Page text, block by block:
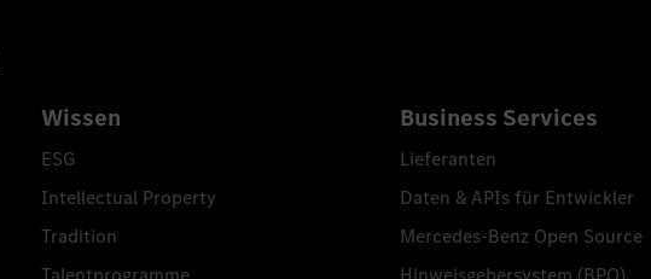
Wissen
ESG
Intellectual Property
Tradition
Business Services
Lieferanten
Daten & APIs für Entwickler
Mercedes-Benz Open Source